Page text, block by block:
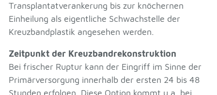
Transplantatverankerung bis zur knöchernen
Einheilung als eigentliche Schwachstelle der
Kreuzbandplastik angesehen werden.
Zeitpunkt der Kreuzbandrekonstruktion
Bei frischer Ruptur kann der Eingriff im Sinne der
Primärversorgung innerhalb der ersten 24 bis 48
Stunden erfolgen. Diese Option kommt u.a. bei